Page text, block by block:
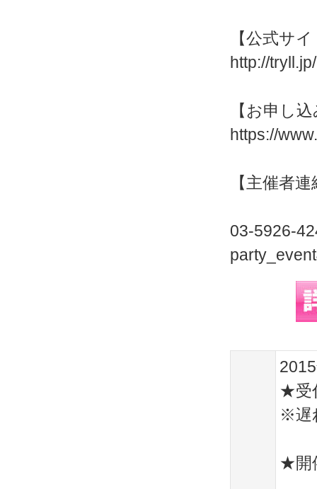
【公式サ
http://
【お申し
https://
【主催者
03-5926-
★受
※遅
★開